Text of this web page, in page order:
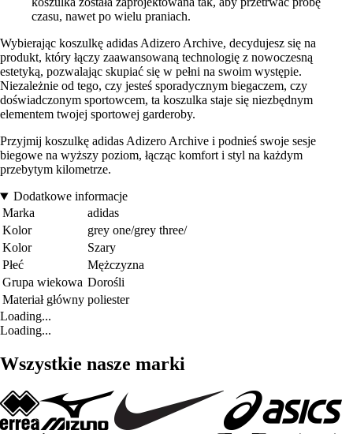
czasu, nawet po wielu praniach.
Wybierając koszulkę adidas Adizero Archive, decydujesz się na
produkt, który łączy zaawansowaną technologię z nowoczesną
estetyką, pozwalając skupiać się w pełni na swoim występie.
Niezależnie od tego, czy jesteś sporadycznym biegaczem, czy
doświadczonym sportowcem, ta koszulka staje się niezbędnym
elementem twojej sportowej garderoby.
Przyjmij koszulkę adidas Adizero Archive i podnieś swoje sesje
biegowe na wyższy poziom, łącząc komfort i styl na każdym
przebytym kilometrze.
Dodatkowe informacje
Marka
adidas
Kolor
grey one/grey three/
Kolor
Szary
Płeć
Mężczyzna
Grupa wiekowa Dorośli
Materiał główny poliester
Loading...
Loading...
Wszystkie nasze marki